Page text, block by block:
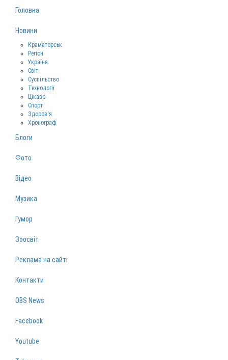
Головна
Новини
Краматорськ
Регіон
Україна
Світ
Суспільство
Технології
Цікаво
Спорт
Здоров‘я
Хронограф
Блоги
Фото
Відео
Музика
Гумор
Зоосвіт
Реклама на сайті
Контакти
OBS News
Facebook
Youtube